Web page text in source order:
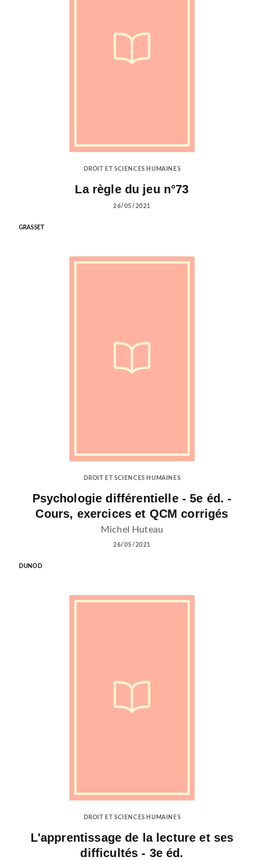
DROIT ET SCIENCES HUMAINES
La règle du jeu n°73
26/05/2021
GRASSET
DROIT ET SCIENCES HUMAINES
Psychologie différentielle - 5e éd. -
Cours, exercices et QCM corrigés
Michel Huteau
26/05/2021
DUNOD
DROIT ET SCIENCES HUMAINES
L'apprentissage de la lecture et ses
difficultés - 3e éd.